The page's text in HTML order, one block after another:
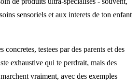
sensoriels et aux interets de ton enfant
concretes, testees par des parents et des
exhaustive qui te perdrait, mais des
vraiment, avec des exemples